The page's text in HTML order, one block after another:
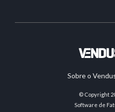
Sobre o
© Copyright
Software de